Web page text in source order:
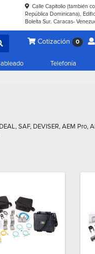
Calle Capitolio (también
República Dominicana),
Boleíta Sur. Caracas-
Cotización 0
Telefonía
SAF, DEVISER, AEM Pro,